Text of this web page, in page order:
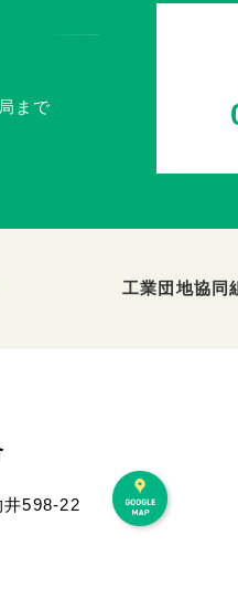
まで
工業団地協同
井598-22